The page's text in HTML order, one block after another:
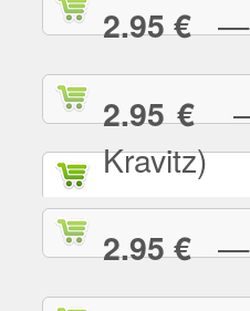
2.95 €—
2.95 €—
Kravitz)
2.95 €—